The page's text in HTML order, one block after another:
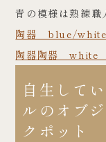
青の模様は熟練職
陶器 blue/
陶器陶器 white
自生して
ルのオブ
クポット